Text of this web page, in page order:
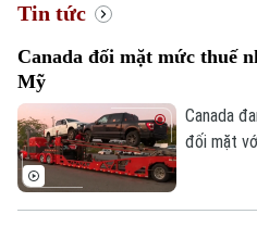
Tin tức
Canada đối mặt mức thuế
Mỹ
Canada
đối mặt